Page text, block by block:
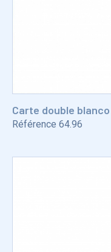
Carte double
Référence 64.96